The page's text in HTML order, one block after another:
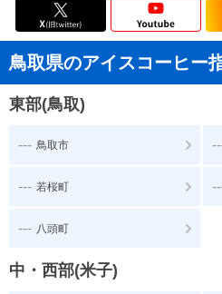
鳥取県のアイスコーヒー
東部(鳥取)
--- 鳥取市
--- 若桜町
--- 八頭町
中・西部(米子)